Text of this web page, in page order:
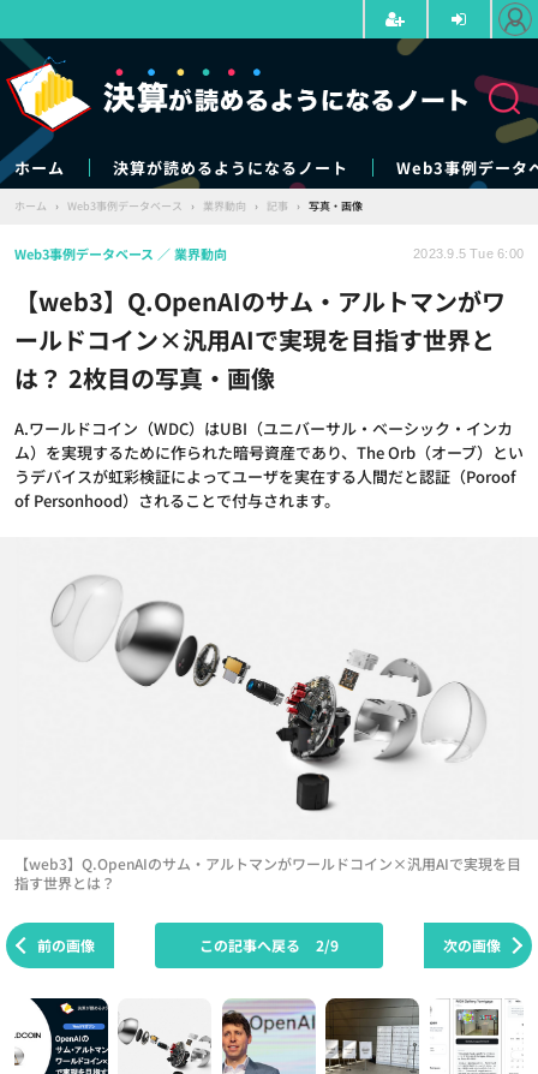
ホーム 決算が読めるようになるノート Web3事例データ
ホーム › Web3事例データベース › 業界動向 › 記事 › 写真・画像
【web3】Q.OpenAIのサム・アルトマンがワ
ールドコイン×汎用AIで実現を目指す世界と
は？ 2枚目の写真・画像
A.ワールドコイン（WDC）はUBI（ユニバーサル・ベーシック・インカ
ム）を実現するために作られた暗号資産であり、The Orb（オーブ）とい
うデバイスが虹彩検証によってユーザを実在する人間だと認証（Poroof
of Personhood）されることで付与されます。
Web3事例データベース 業界動向 2023.9.5 Tue 6:00
【web3】Q.OpenAIのサム・アルトマンがワールドコイン×汎用AIで実現を目
指す世界とは？
前の画像 次の画像
この記事へ戻る 2/9